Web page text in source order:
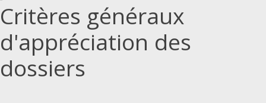
Critères généraux
d'appréciation des
dossiers